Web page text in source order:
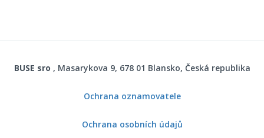
BUSE sro , Masarykova 9, 678 01 Blansko, Česká republika
Ochrana oznamovatele
Ochrana osobních údajů